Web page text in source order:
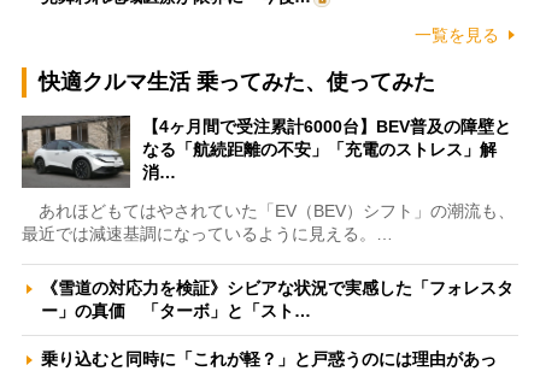
一覧を見る
快適クルマ生活 乗ってみた、使ってみた
【4ヶ月間で受注累計6000台】BEV普及の障壁と
なる「航続距離の不安」「充電のストレス」解
消…
あれほどもてはやされていた「EV（BEV）シフト」の潮流も、
最近では減速基調になっているように見える。…
《雪道の対応力を検証》シビアな状況で実感した「フォレスタ
ー」の真価 「ターボ」と「スト…
乗り込むと同時に「これが軽？」と戸惑うのには理由があっ